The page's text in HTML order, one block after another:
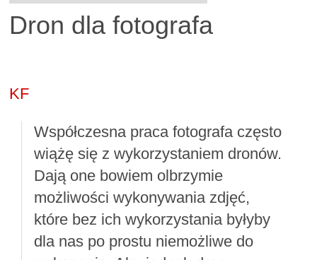
Dron dla fotografa
KF
Współczesna praca fotografa często
wiążę się z wykorzystaniem dronów.
Dają one bowiem olbrzymie
możliwości wykonywania zdjęć,
które bez ich wykorzystania byłyby
dla nas po prostu niemożliwe do